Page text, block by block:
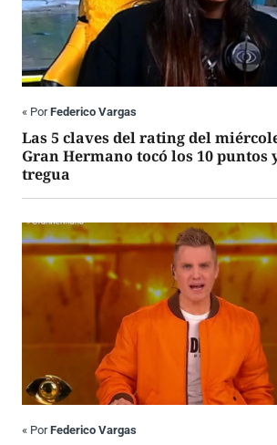
« PorFederico Vargas
Las 5 claves del rating del
Gran Hermano tocó los 10 puntos
tregua
« PorFederico Vargas